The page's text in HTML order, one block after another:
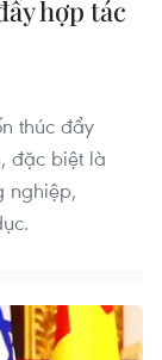
hợp tác
thúc đẩy
đặc biệt là
nghiệp,